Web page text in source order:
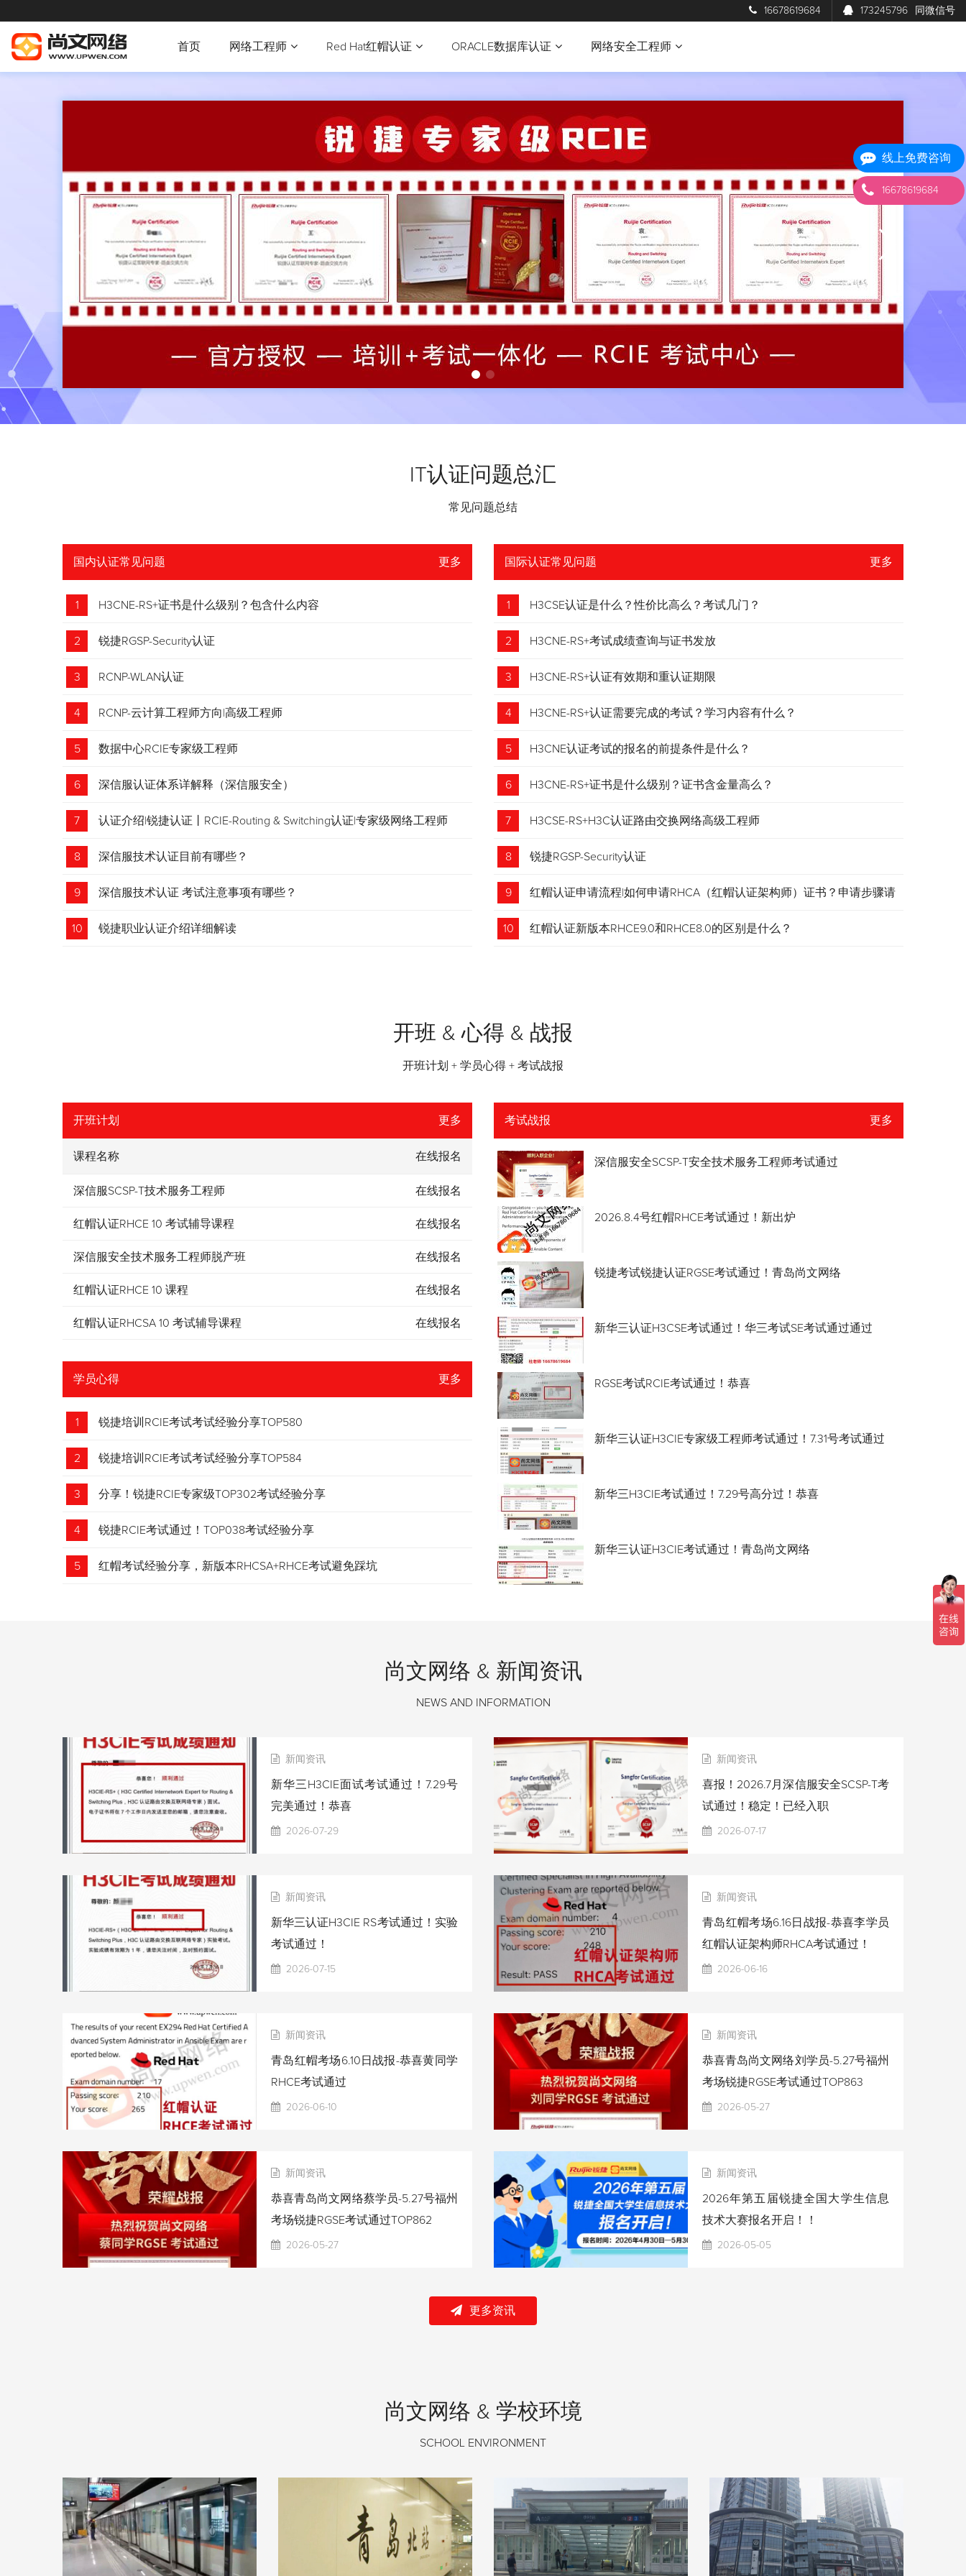
16678619684 173245796 同微信号
首页 网络工程师 Red Hat红帽认证 ORACLE数据库认证 网络安全工程师
IT认证问题总汇
常见问题总结
国内认证常见问题 更多
1 H3CNE-RS+证书是什么级别？包含什么内容
2 锐捷RGSP-Security认证
3 RCNP-WLAN认证
4 RCNP-云计算工程师方向|高级工程师
5 数据中心RCIE专家级工程师
6 深信服认证体系详解释（深信服安全）
7 认证介绍|锐捷认证丨RCIE-Routing & Switching认证|专家级网络工程师
8 深信服技术认证目前有哪些？
9 深信服技术认证 考试注意事项有哪些？
10 锐捷职业认证介绍详细解读
国际认证常见问题 更多
1 H3CSE认证是什么？性价比高么？考试几门？
2 H3CNE-RS+考试成绩查询与证书发放
3 H3CNE-RS+认证有效期和重认证期限
4 H3CNE-RS+认证需要完成的考试？学习内容有什么？
5 H3CNE认证考试的报名的前提条件是什么？
6 H3CNE-RS+证书是什么级别？证书含金量高么？
7 H3CSE-RS+H3C认证路由交换网络高级工程师
8 锐捷RGSP-Security认证
9 红帽认证申请流程|如何申请RHCA（红帽认证架构师）证书？申请步骤请
收藏！
10 红帽认证新版本RHCE9.0和RHCE8.0的区别是什么？
开班 & 心得 & 战报
开班计划 + 学员心得 + 考试战报
开班计划 更多
课程名称 在线报名
深信服SCSP-T技术服务工程师 在线报名
红帽认证RHCE 10 考试辅导课程 在线报名
深信服安全技术服务工程师脱产班 在线报名
红帽认证RHCE 10 课程 在线报名
红帽认证RHCSA 10 考试辅导课程 在线报名
学员心得 更多
1 锐捷培训RCIE考试考试经验分享TOP580
2 锐捷培训RCIE考试考试经验分享TOP584
3 分享！锐捷RCIE专家级TOP302考试经验分享
4 锐捷RCIE考试通过！TOP038考试经验分享
5 红帽考试经验分享，新版本RHCSA+RHCE考试避免踩坑
考试战报 更多
深信服安全SCSP-T安全技术服务工程师考试通过
2026.8.4号红帽RHCE考试通过！新出炉
锐捷考试锐捷认证RGSE考试通过！青岛尚文网络
新华三认证H3CSE考试通过！华三考试SE考试通过通过
RGSE考试RCIE考试通过！恭喜
新华三认证H3CIE专家级工程师考试通过！7.31号考试通过
新华三H3CIE考试通过！7.29号高分过！恭喜
新华三认证H3CIE考试通过！青岛尚文网络
尚文网络 & 新闻资讯
NEWS AND INFORMATION
新闻资讯
新华三H3CIE面试考试通过！7.29号
完美通过！恭喜
2026-07-29
新闻资讯
喜报！2026.7月深信服安全SCSP-T考
试通过！稳定！已经入职
2026-07-17
新闻资讯
新华三认证H3CIE RS考试通过！实验
考试通过！
2026-07-15
新闻资讯
青岛红帽考场6.16日战报-恭喜李学员
红帽认证架构师RHCA考试通过！
2026-06-16
新闻资讯
青岛红帽考场6.10日战报-恭喜黄同学
RHCE考试通过
2026-06-10
新闻资讯
恭喜青岛尚文网络刘学员-5.27号福州
考场锐捷RGSE考试通过TOP863
2026-05-27
新闻资讯
恭喜青岛尚文网络蔡学员-5.27号福州
考场锐捷RGSE考试通过TOP862
2026-05-27
新闻资讯
2026年第五届锐捷全国大学生信息
技术大赛报名开启！！
2026-05-05
更多资讯
尚文网络 & 学校环境
SCHOOL ENVIRONMENT
线上免费咨询
16678619684